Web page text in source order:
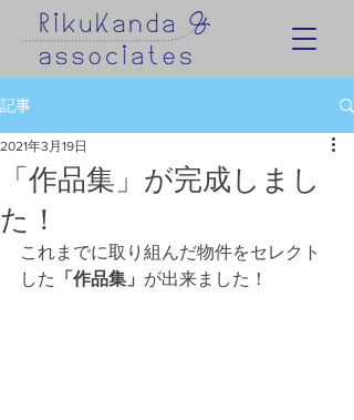
記事
「作品集」が完成しまし
た！
2021年3月19日
これまでに取り組んだ物件をセレクト
した
「作品集」 が出来ました！